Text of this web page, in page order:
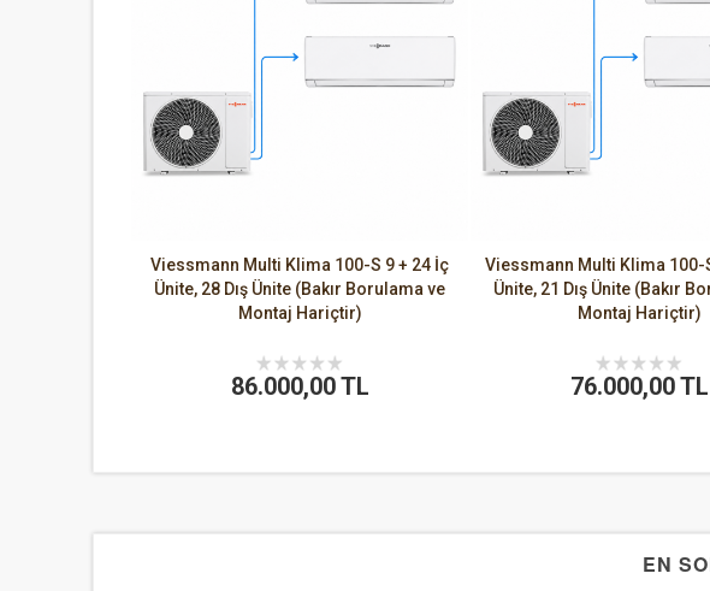
Viessmann Multi Klima 100-S 9 + 24 İç
Ünite, 28 Dış Ünite (Bakır Borulama ve
Montaj Hariçtir)
86.000,00 TL
Viessmann Multi Klima 100-
Ünite, 21 Dış Ünite (Bakır
Montaj Hariçtir)
76.000,00 TL
EN